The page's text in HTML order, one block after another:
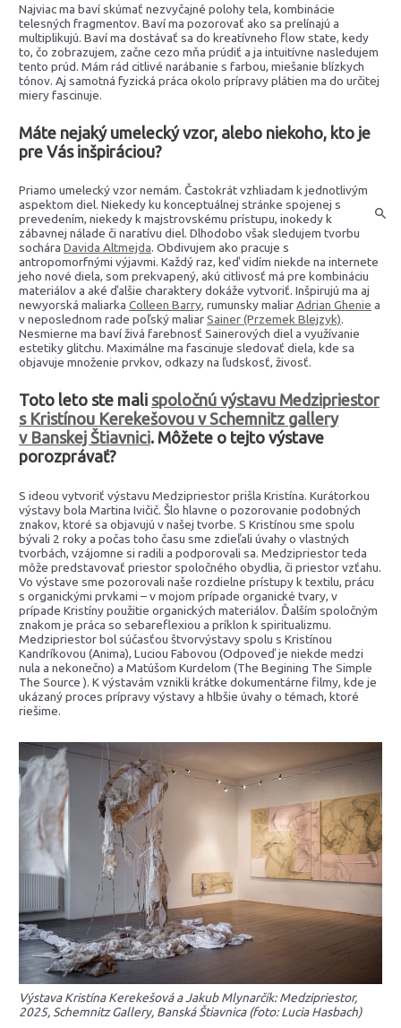
Najviac ma baví skúmať nezvyčajné polohy tela, kombinácie
telesných fragmentov. Baví ma pozorovať ako sa prelínajú a
multiplikujú. Baví ma dostávať sa do kreatívneho flow state, kedy
to, čo zobrazujem, začne cezo mňa prúdiť a ja intuitívne nasledujem
tento prúd. Mám rád citlivé narábanie s farbou, miešanie blízkych
tónov. Aj samotná fyzická práca okolo prípravy plátien ma do určitej
miery fascinuje.
Máte nejaký umelecký vzor, alebo niekoho, kto je
pre Vás inšpiráciou?
Priamo umelecký vzor nemám. Častokrát vzhliadam k jednotlivým
aspektom diel. Niekedy ku konceptuálnej stránke spojenej s
prevedením, niekedy k majstrovskému prístupu, inokedy k
zábavnej nálade či naratívu diel. Dlhodobo však sledujem tvorbu
socháraDavida Altmejda. Obdivujem ako pracuje s
antropomorfnými výjavmi. Každý raz, keď vidím niekde na internete
jeho nové diela, som prekvapený, akú citlivosť má pre kombináciu
materiálov a aké ďalšie charaktery dokáže vytvoriť. Inšpirujú ma aj
newyorská maliarkaColleen Barry, rumunsky maliarAdrian Ghenie a
v neposlednom rade poľský maliarSainer (Przemek Blejzyk).
Nesmierne ma baví živá farebnosť Sainerových diel a využívanie
estetiky glitchu. Maximálne ma fascinuje sledovať diela, kde sa
objavuje množenie prvkov, odkazy na ľudskosť, živosť.
Toto leto ste mali spoločnú výstavu Medzipriestor
s Kristínou Kerekešovou v Schemnitz gallery
v Banskej Štiavnici. Môžete o tejto výstave
porozprávať?
S ideou vytvoriť výstavu Medzipriestor prišla Kristína. Kurátorkou
výstavy bola Martina Ivičič. Šlo hlavne o pozorovanie podobných
znakov, ktoré sa objavujú v našej tvorbe. S Kristínou sme spolu
bývali 2 roky a počas toho času sme zdieľali úvahy o vlastných
tvorbách, vzájomne si radili a podporovali sa. Medzipriestor teda
môže predstavovať priestor spoločného obydlia, či priestor vzťahu.
Vo výstave sme pozorovali naše rozdielne prístupy k textilu, prácu
s organickými prvkami – v mojom prípade organické tvary, v
prípade Kristíny použitie organických materiálov. Ďalším spoločným
znakom je práca so sebareflexiou a príklon k spiritualizmu.
Medzipriestor bol súčasťou štvorvýstavy spolu s Kristínou
Kandríkovou (Anima), Luciou Fabovou (Odpoveď je niekde medzi
nula a nekonečno) a Matúšom Kurdelom (The Begining The Simple
The Source ). K výstavám vznikli krátke dokumentárne filmy, kde je
ukázaný proces prípravy výstavy a hlbšie úvahy o témach, ktoré
riešime.
Výstava Kristína Kerekešová a Jakub Mlynarčík: Medzipriestor,
2025, Schemnitz Gallery, Banská Štiavnica (foto: Lucia Hasbach)